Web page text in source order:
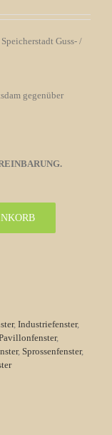
Guss- /
gegenüber
, Industriefenster,
,
, Sprossenfenster,